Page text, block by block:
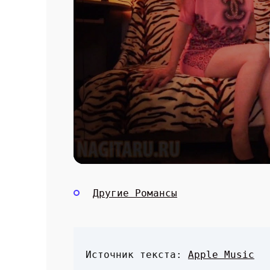
Другие Романсы
Источник текста: Apple Music